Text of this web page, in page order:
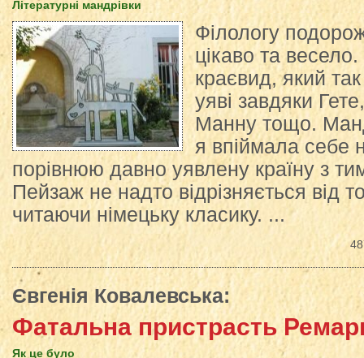
Літературні мандрівки
Філологу
цікаво та
краєвид, який
уяві завдяки
Манну тощо.
я впіймала себе
порівнюю давно уявлену країну з
Пейзаж не надто відрізняється від
читаючи німецьку класику. ...
Євгенія Ковалевська:
Фатальна пристрасть
Як це було